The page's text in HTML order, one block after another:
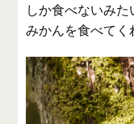
しか食べないみた
みかんを食べて